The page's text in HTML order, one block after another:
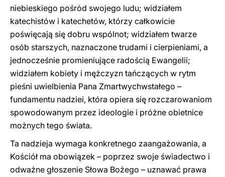
niebieskiego pośród swojego ludu; widziałem
katechistów i katechetów, którzy całkowicie
poświęcają się dobru wspólnot; widziałem twarze
osób starszych, naznaczone trudami i cierpieniami, a
jednocześnie promieniujące radością Ewangelii;
widziałem kobiety i mężczyzn tańczących w rytm
pieśni uwielbienia Pana Zmartwychwstałego –
fundamentu nadziei, która opiera się rozczarowaniom
spowodowanym przez ideologie i próżne obietnice
możnych tego świata.
Ta nadzieja wymaga konkretnego zaangażowania, a
Kościół ma obowiązek – poprzez swoje świadectwo i
odważne głoszenie Słowa Bożego – uznawać prawa